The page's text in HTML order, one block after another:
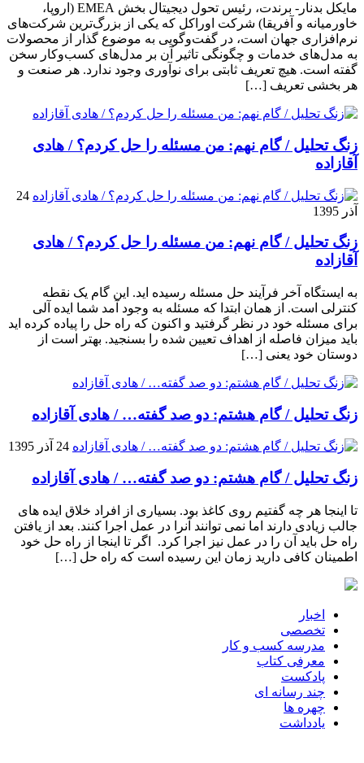
مایکل بدنار- برندت، رئیس تحول دیجیتال بخش EMEA (اروپا،
خاورمیانه و آفریقا) شرکت اوراکل که یکی از بزرگ‌ترین شرکت‌های
نرم‌افزاری جهان است، در گفت‌وگویی به موضوع گذار از محصولات
به مدل‌های خدمات و چگونگی تاثیر آن بر مدل‌های کسب‌و‌کار سخن
گفته است. هیچ تعریف ثابتی برای نوآوری وجود ندارد. هر صنعت و
هر بخشی تعریف […]
زنگ تحلیل / گام نهم: من مسئله را حل کردم؟ / هادی
آقازاده
24
آذر 1395
زنگ تحلیل / گام نهم: من مسئله را حل کردم؟ / هادی
آقازاده
به ایستگاه آخر فرآیند حل مسئله رسیده اید. این گام یک نقطه
کنترلی است. از همان ابتدا که مسئله به وجود آمد شما ایده آلی
برای مسئله خود در نظر گرفتید و اکنون که راه حل را پیاده کرده اید
باید میزان فاصله از اهداف تعیین شده را بسنجید. بهتر است از
دوستان خود یعنی […]
زنگ تحلیل / گام هشتم: دو صد گفته… / هادی آقازاده
24 آذر 1395
زنگ تحلیل / گام هشتم: دو صد گفته… / هادی آقازاده
تا اینجا هر چه گفتیم روی کاغذ بود. بسیاری از افراد خلاق ایده های
جالب زیادی دارند اما نمی توانند آنرا در عمل اجرا کنند. بعد از یافتن
راه حل باید آن را در عمل نیز اجرا کرد. اگر تا اینجا از راه حل خود
اطمینان کافی دارید زمان این رسیده است که راه حل […]
اخبار
تخصصی
مدرسه کسب و کار
معرفی کتاب
پادکست
چند رسانه ای
چهره ها
یادداشت